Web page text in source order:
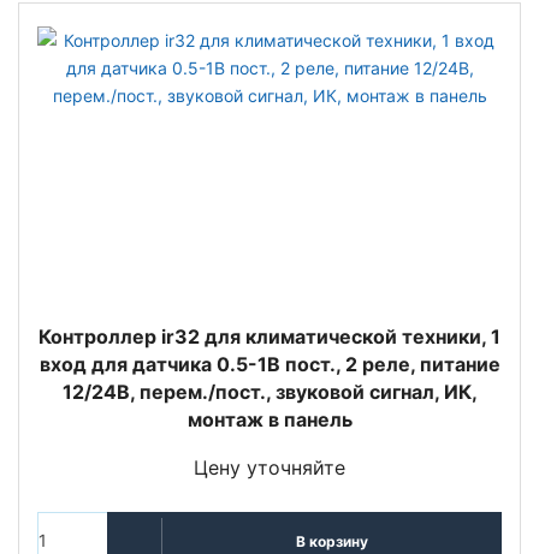
Контроллер ir32 для климатической техники, 1
вход для датчика 0.5-1В пост., 2 реле, питание
12/24В, перем./пост., звуковой сигнал, ИК,
монтаж в панель
Цену уточняйте
В корзину